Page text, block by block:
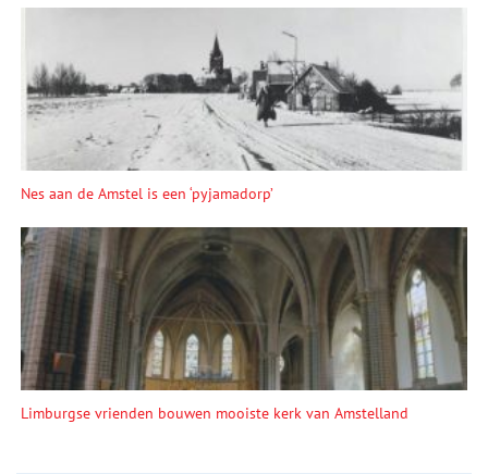
Nes aan de Amstel is een ‘pyjamadorp’
Limburgse vrienden bouwen mooiste kerk van Amstelland